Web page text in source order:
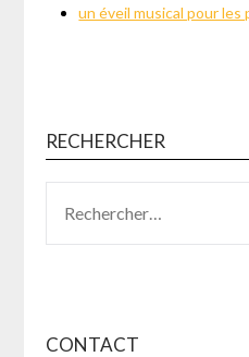
un éveil musical pour les
RECHERCHER
CONTACT